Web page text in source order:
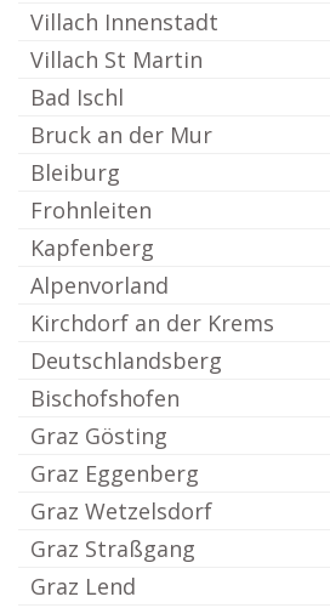
Villach Innenstadt
Villach St Martin
Bad Ischl
Bruck an der Mur
Bleiburg
Frohnleiten
Kapfenberg
Alpenvorland
Kirchdorf an der Krems
Deutschlandsberg
Bischofshofen
Graz Gösting
Graz Eggenberg
Graz Wetzelsdorf
Graz Straßgang
Graz Lend